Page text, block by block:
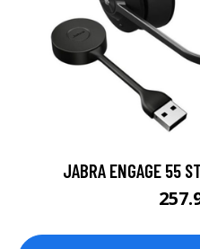
JABRA ENGAGE 55